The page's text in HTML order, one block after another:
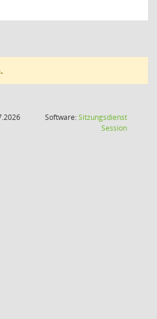
Software:Sitzungsdienst
Session(Wird in